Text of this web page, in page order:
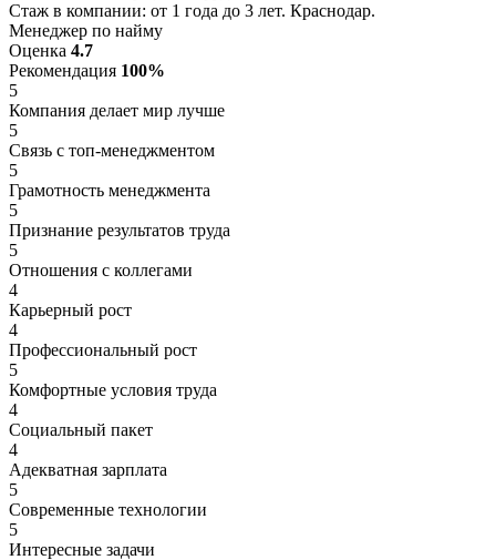
Стаж в компании: от 1 года до 3 лет. Краснодар.
Менеджер по найму
Оценка 4.7
Рекомендация 100%
5
Компания делает мир лучше
5
Связь с топ-менеджментом
5
Грамотность менеджмента
5
Признание результатов труда
5
Отношения с коллегами
4
Карьерный рост
4
Профессиональный рост
5
Комфортные условия труда
4
Социальный пакет
4
Адекватная зарплата
5
Современные технологии
5
Интересные задачи